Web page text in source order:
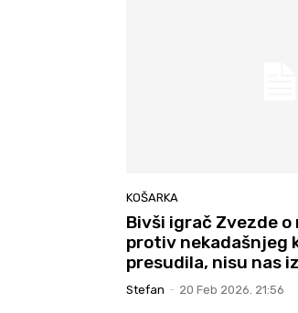
KOŠARKA
Bivši igrač Zvezde
protiv nekadašnjeg
presudila, nisu nas
Stefan - 20 Feb 2026. 21:56